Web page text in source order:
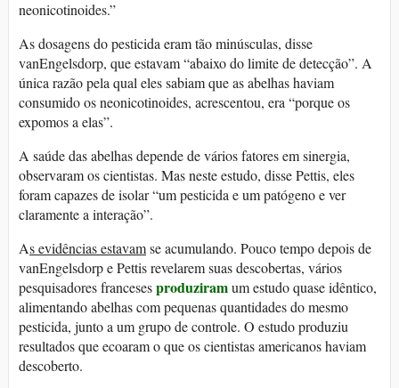
neonicotinoides.”
As dosagens do pesticida eram tão minúsculas, disse
vanEngelsdorp, que estavam “abaixo do limite de detecção”. A
única razão pela qual eles sabiam que as abelhas haviam
consumido os neonicotinoides, acrescentou, era “porque os
expomos a elas”.
A saúde das abelhas depende de vários fatores em sinergia,
observaram os cientistas. Mas neste estudo, disse Pettis, eles
foram capazes de isolar “um pesticida e um patógeno e ver
claramente a interação”.
As evidências estavamse acumulando. Pouco tempo depois de
vanEngelsdorp e Pettis revelarem suas descobertas, vários
pesquisadores francesesproduziramum estudo quase idêntico,
alimentando abelhas com pequenas quantidades do mesmo
pesticida, junto a um grupo de controle. O estudo produziu
resultados que ecoaram o que os cientistas americanos haviam
descoberto.